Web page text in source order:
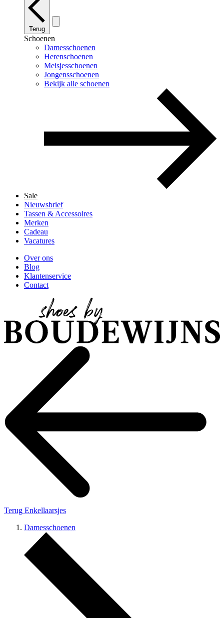
Terug
Schoenen
Damesschoenen
Herenschoenen
Meisjesschoenen
Jongensschoenen
Bekijk alle schoenen
Sale
Nieuwsbrief
Tassen & Accessoires
Merken
Cadeau
Vacatures
Over ons
Blog
Klantenservice
Contact
Terug Enkellaarsjes
Damesschoenen